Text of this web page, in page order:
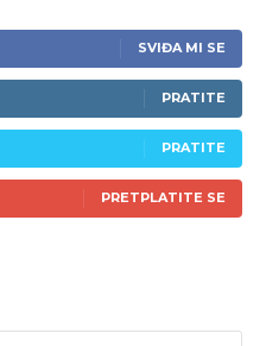
SVIĐA MI SE
PRATITE
PRATITE
PRETPLATITE SE